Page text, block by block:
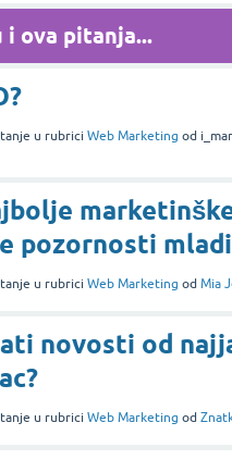
i ova pitanja...
u rubrici Web Marketing od
pozornosti
u rubrici Web Marketing od Mia
novosti od
u rubrici Web Marketing od